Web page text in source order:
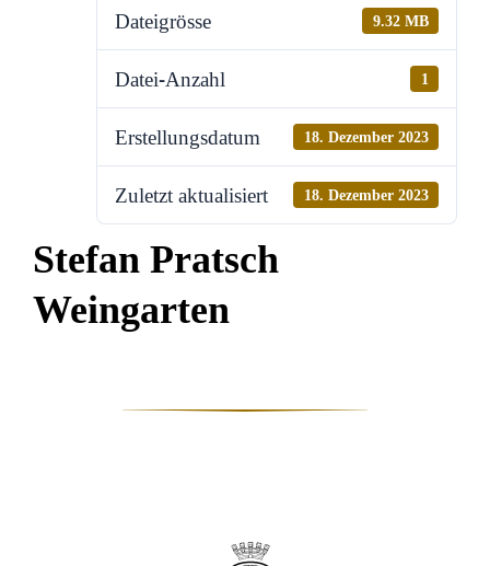
Dateigrösse 9.32 MB
Datei-Anzahl 1
Erstellungsdatum 18. Dezember 2023
Zuletzt aktualisiert 18. Dezember 2023
Stefan Pratsch
Weingarten